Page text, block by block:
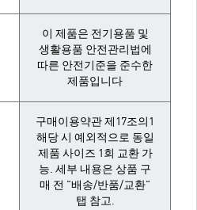
이 제품은 전기용품 및
생활용품 안전관리법에
따른 안전기준을 준수한
제품입니다
구매이용약관 제17조의1
해당 시 예외적으로 동일
제품 사이즈 1회 교환 가
능. 세부 내용은 상품 구
매 전 "배송/반품/교환"
탭 참고.